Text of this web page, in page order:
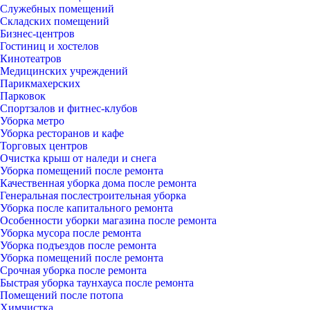
Служебных помещений
Складских помещений
Бизнес-центров
Гостиниц и хостелов
Кинотеатров
Медицинских учреждений
Парикмахерских
Парковок
Спортзалов и фитнес-клубов
Уборка метро
Уборка ресторанов и кафе
Торговых центров
Очистка крыш от наледи и снега
Уборка помещений после ремонта
Качественная уборка дома после ремонта
Генеральная послестроительная уборка
Уборка после капитального ремонта
Особенности уборки магазина после ремонта
Уборка мусора после ремонта
Уборка подъездов после ремонта
Уборка помещений после ремонта
Срочная уборка после ремонта
Быстрая уборка таунхауса после ремонта
Помещений после потопа
Химчистка